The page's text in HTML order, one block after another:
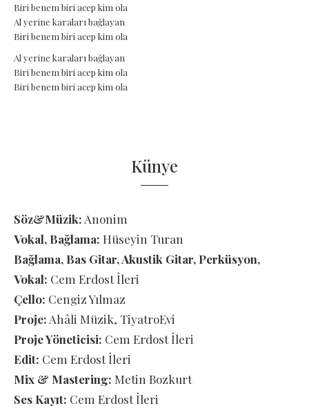
Biri benem biri acep kim ola
Al yerine karaları bağlayan
Biri benem biri acep kim ola
Al yerine karaları bağlayan
Biri benem biri acep kim ola
Biri benem biri acep kim ola
Künye
Söz&Müzik: Anonim
Vokal, Bağlama: Hüseyin Turan
Bağlama, Bas Gitar, Akustik Gitar, Perküsyon,
Vokal: Cem Erdost İleri
Çello: Cengiz Yılmaz
Proje: Ahâli Müzik, TiyatroEvi
Proje Yöneticisi: Cem Erdost İleri
Edit: Cem Erdost İleri
Mix & Mastering: Metin Bozkurt
Ses Kayıt: Cem Erdost İleri